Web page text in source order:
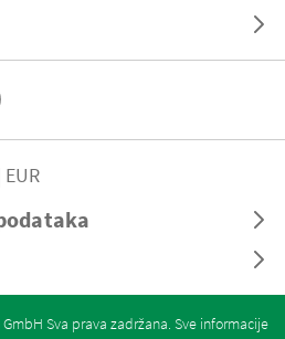
Sva prava zadržana. Sve informacije